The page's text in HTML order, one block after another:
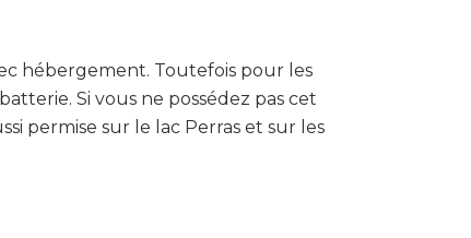
hébergement. Toutefois pour les
Si vous ne possédez pas cet
permise sur le lac Perras et sur les